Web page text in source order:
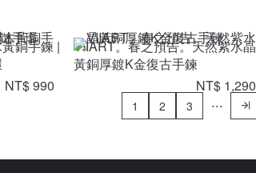
銅手鍊 |
NT$ 990
VIIART。春之預告。天然紫水晶
黃銅厚鍍K金復古手鍊
NT$ 1,290
1 2 3